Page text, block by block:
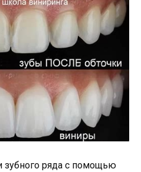
зубного ряда с помощью